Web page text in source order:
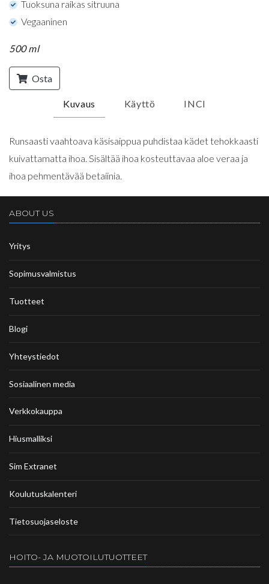
Tuoksuna raikas sitruuna
Vegaaninen
500 ml
Osta
Kuvaus Käyttö INCI
Runsaasti vaahtoava käsisaippua puhdistaa kädet tehokkaasti
kuivattamatta ihoa. Sisältää ihoa kosteuttavaa aloe veraa ja
ihoa pehmentävää betaiinia.
ABOUT US
Yritys
Sopimusvalmistus
Tuotteet
Blogi
Yhteystiedot
Sosiaalinen media
Verkkokauppa
Hiusmalliksi
Sim Extranet
Koulutuskalenteri
Tietosuojaseloste
HOITO- JA MUOTOILUTUOTTEET